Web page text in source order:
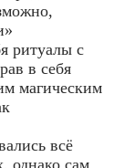
ритуалы с
в себя
магическим
всё
однако сам